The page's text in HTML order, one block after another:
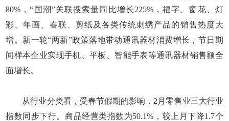
80%，“国潮”关联搜索量同比增长225%，福字、窗花、灯
彩、年画、春联、剪纸及各类传统刺绣产品的销售热度大
增。新一轮“两新”政策落地带动通讯器材消费增长，节日期
间样本企业实现手机、平板、智能手表等通讯器材销售额全
面增长。
从行业分类看，受春节假期的影响，2月零售业三大行业
指数同步下行。商品经营类指数为50.1%，较上月下降1.7个